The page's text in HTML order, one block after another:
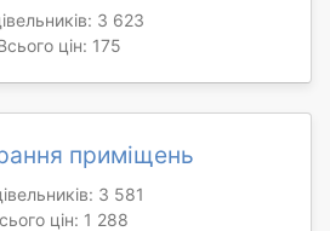
3 623
цін: 175
приміщень
3 581
цін: 1 288